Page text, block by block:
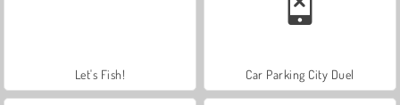
Let's Fish! Car Parking City Duel